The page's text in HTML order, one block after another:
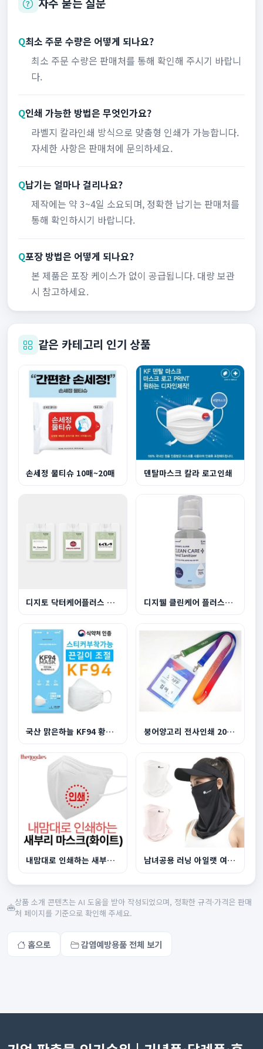
Q최소 주문 수량은 어떻게 되나요?
최소 주문 수량은 판매처를 통해 확인해 주시기 바랍니
다.
Q인쇄 가능한 방법은 무엇인가요?
라벨지 칼라인쇄 방식으로 맞춤형 인쇄가 가능합니다.
자세한 사항은 판매처에 문의하세요.
Q납기는 얼마나 걸리나요?
제작에는 약 3~4일 소요되며, 정확한 납기는 판매처를
통해 확인하시기 바랍니다.
Q포장 방법은 어떻게 되나요?
본 제품은 포장 케이스가 없이 공급됩니다. 대량 보관
시 참고하세요.
같은 카테고리 인기 상품
손세정 물티슈 10매~20매 덴탈마스크 칼라 로고인쇄
디지토 닥터케어플러스 의약외품 포켓소독스프레이 ... 디지웰 클린케어 플러스겔형 50ml
국산 맑은하늘 KF94 황사방역마스크 끈길이조절 붕어양고리 전사인쇄 20mm목걸이줄(비닐케이스 별도...
내맘대로 인쇄하는 새부리 마스크 화이트 남녀공용 러닝 아일랫 여름 마스크
상품 소개 콘텐츠는 AI 도움을 받아 작성되었으며, 정확한 규격·가격은 판매
처 페이지를 기준으로 확인해 주세요.
홈으로 감염예방용품 전체 보기